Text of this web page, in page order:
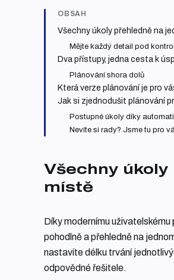
OBSAH
Všechny úkoly přehledně na
Mějte každý detail pod
Dva přístupy, jedna cesta k
Plánování shora dolů
Která verze plánování je pro
Jak si zjednodušit plánování
Postupné úkoly díky
Nevíte si rady? Jsme tu pro
Všechny úkoly
místě
Díky modernímu
pohodlně a přehledně na
nastavíte délku trvání
odpovědné řešitele.